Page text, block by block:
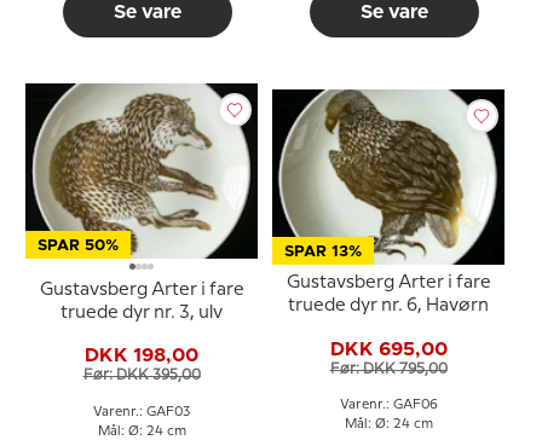
Se vare Se vare
SPAR 50%
Gustavsberg Arter i fare
truede dyr nr. 3, ulv
DKK 198,00
Før: DKK 395,00
Varenr.: GAF03
Mål: Ø: 24 cm
SPAR 13%
Gustavsberg Arter i fare
truede dyr nr. 6, Havørn
DKK 695,00
Før: DKK 795,00
Varenr.: GAF06
Mål: Ø: 24 cm